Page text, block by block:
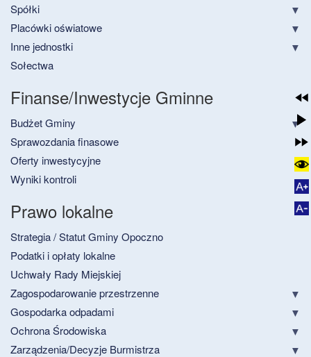
Spółki
Placówki oświatowe
Inne jednostki
Sołectwa
Finanse/Inwestycje Gminne
Budżet Gminy
Sprawozdania finasowe
Oferty inwestycyjne
Wyniki kontroli
Prawo lokalne
Strategia / Statut Gminy Opoczno
Podatki i opłaty lokalne
Uchwały Rady Miejskiej
Zagospodarowanie przestrzenne
Gospodarka odpadami
Ochrona Środowiska
Zarządzenia/Decyzje Burmistrza